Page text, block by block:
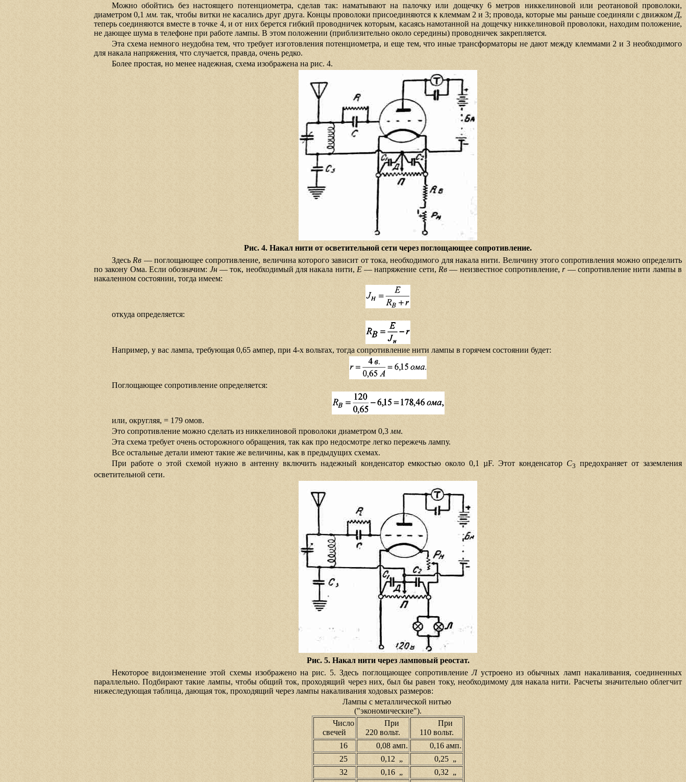
Можно обойтись без настоящего потенциометра, сделав так: наматывают на палочку или дощечку 6 метров никкелиновой или реотановой проволоки,
диаметром 0,1 мм. так, чтобы витки не касались друг друга. Концы проволоки присоединяются к клеммам 2 и 3; провода, которые мы раньше соединяли с движком Д,
теперь соединяются вместе в точке 4, и от них берется гибкий проводничек которым, касаясь намотанной на дощечку никкелиновой проволоки, находим положение,
не дающее шума в телефоне при работе лампы. В этом положении (приблизительно около середины) проводничек закрепляется.
Эта схема немного неудобна тем, что требует изготовления потенциометра, и еще тем, что иные трансформаторы не дают между клеммами 2 и 3 необходимого
для накала напряжения, что случается, правда, очень редко.
Более простая, но менее надежная, схема изображена на рис. 4.
Рис. 4. Накал нити от осветительной сети через поглощающее сопротивление.
Здесь Rв — поглощающее сопротивление, величина которого зависит от тока, необходимого для накала нити. Величину этого сопротивления можно определить
по закону Ома. Если обозначим: Jн— ток, необходимый для накала нити, E— напряжение сети, Rв — неизвестное сопротивление,r— сопротивление нити лампы в
накаленном состоянии, тогда имеем:
откуда определяется:
Например, у вас лампа, требующая 0,65 ампер, при 4-х вольтах, тогда сопротивление нити лампы в горячем состоянии будет:
Поглощающее сопротивление определяется:
или, округляя, = 179 омов.
Это сопротивление можно сделать из никкелиновой проволоки диаметром 0,3 мм.
Эта схема требует очень осторожного обращения, так как про недосмотре легко пережечь лампу.
Все остальные детали имеют такие же величины, как в предыдущих схемах.
При работе о этой схемой нужно в антенну включить надежный конденсатор емкостью около 0,1 µF. Этот конденсатор С3 предохраняет от заземления
осветительной сети.
Рис. 5. Накал нити через ламповый реостат.
Некоторое видоизменение этой схемы изображено на рис. 5. Здесь поглощающее сопротивлениеЛустроено из обычных ламп накаливания, соединенных
параллельно. Подбирают такие лампы, чтобы общий ток, проходящий через них, был бы равен току, необходимому для накала нити. Расчеты значительно облегчит
нижеследующая таблица, дающая ток, проходящий через лампы накаливания ходовых размеров:
Лампы с металлической нитью
("экономические").
Число
свечей
При
220 вольт.
При
110 вольт.
16
0,08 амп.
0,16 амп.
25
0,12 „
0,25 „
32
0,16 „
0,32 „